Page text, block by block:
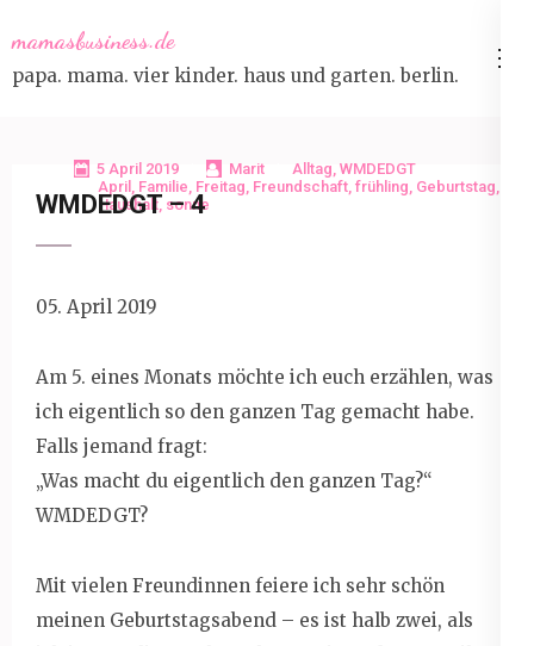
to
content
mamasbusiness.de
papa. mama. vier kinder. haus und garten. berlin.
5 April 2019 Marit Alltag, WMDEDGT
April , Familie, Freitag, Freundschaft, frühling, Geburtstag,
Haushalt, sonne
WMDEDGT – 4
05. April 2019
Am 5. eines Monats möchte ich euch erzählen, was
ich eigentlich so den ganzen Tag gemacht habe.
Falls jemand fragt:
„Was macht du eigentlich den ganzen Tag?“
WMDEDGT?
Mit vielen Freundinnen feiere ich sehr schön
meinen Geburtstagsabend – es ist halb zwei, als